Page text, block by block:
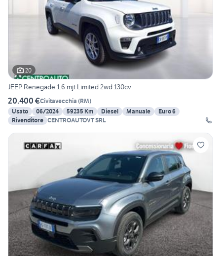
20
JEEP Renegade 1.6 mjt Limited 2wd 130cv
20.400 €Civitavecchia (RM)
Usato
06/2024 59235 Km Diesel Manuale
Euro 6
Rivenditore CENTROAUTOVT SRL